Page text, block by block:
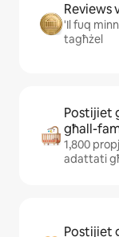
'Il fuq
tagħżel
Postijiet
għall-
1,800
adattati
Postijiet